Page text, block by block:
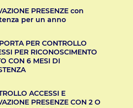
PRESENZE con
per un anno
PER CONTROLLO
PER RICONOSCIMENTO
CON 6 MESI DI
ACCESSI E
PRESENZE CON 2 O